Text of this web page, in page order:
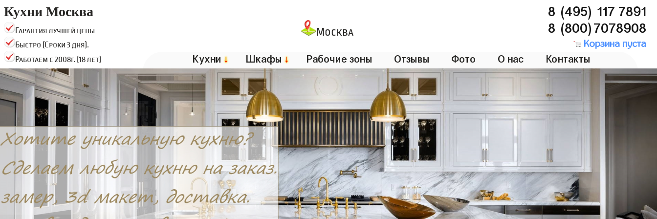
Кухни Москва
Гарантия лучшей цены
Быстро (Сроки 3 дня).
Работаем с 2008г. (18 лет)
Москва
8 (495) 117 7891
8 (800)7078908
Корзина пуста
Кухни ↓ Шкафы ↓ Рабочие зоны Отзывы Фото О нас Контакты